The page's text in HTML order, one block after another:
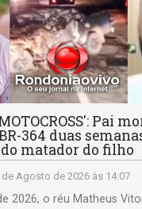
Pai
364 duas
matador do filho
de Agosto de 2026 às 14:07
2026, o réu Matheus